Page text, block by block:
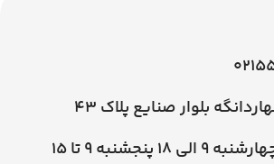
بلوار صنایع پلاک 43
18 پنجشنبه 9 تا 15